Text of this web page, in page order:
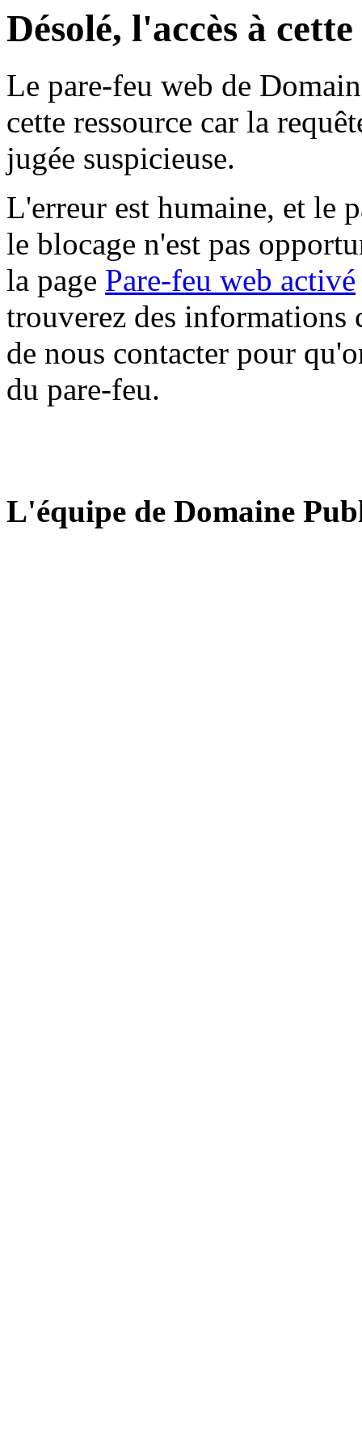
Désolé, l'accès à
Le pare-feu web de
cette ressource car la
jugée suspicieuse.
L'erreur est humaine, et le
le blocage n'est pas
la page Pare-feu web activé
trouverez des informations
de nous contacter pour
du pare-feu.
L'équipe de Domaine